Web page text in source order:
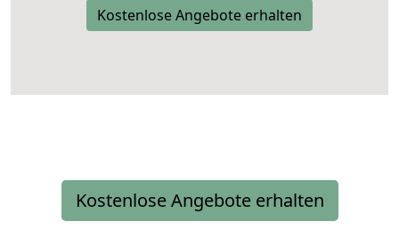
Kostenlose Angebote erhalten
Kostenlose Angebote erhalten